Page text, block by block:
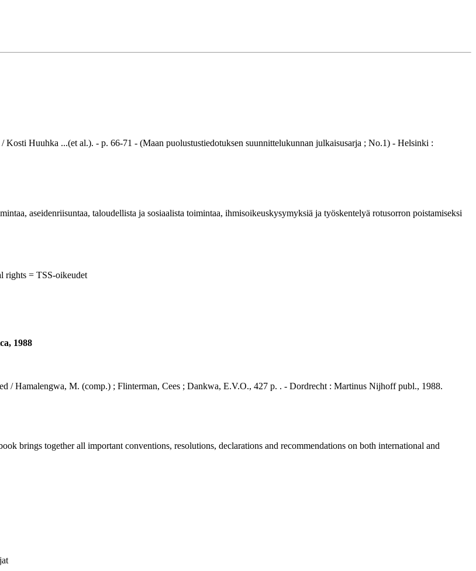
Huuhka ...(et al.). - p. 66-71 - (Maan puolustustiedotuksen suunnittelukunnan julkaisusarja ; No.1) - Helsinki :
aseidenriisuntaa, taloudellista ja sosiaalista toimintaa, ihmisoikeuskysymyksiä ja työskentelyä rotusorron poistamiseksi
rights = TSS-oikeudet
1988
/ Hamalengwa, M. (comp.) ; Flinterman, Cees ; Dankwa, E.V.O., 427 p. . - Dordrecht : Martinus Nijhoff publ., 1988.
brings together all important conventions, resolutions, declarations and recommendations on both international and